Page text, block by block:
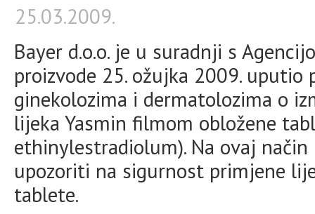
25.03.2009.
Bayer d.o.o. je u suradnji s
proizvode 25. ožujka 2009.
ginekolozima i dermatolozima o
lijeka Yasmin filmom obložene
ethinylestradiolum). Na ovaj
upozoriti na sigurnost primjene
tablete.